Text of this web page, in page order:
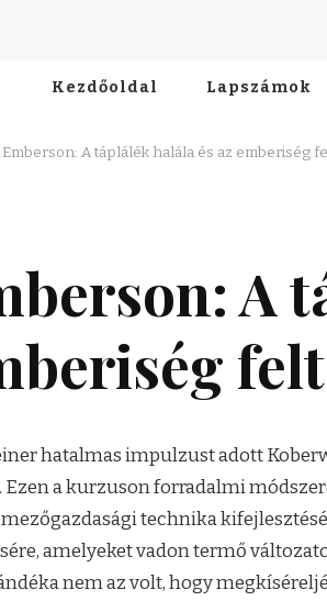
Kezdőoldal Lapszámok
Emberson: A táplálék halála és az emberiség
A
hatalmas impulzust adott
Ezen a kurzuson forradalmi
technika
amelyeket vadon termő
nem az volt, hogy